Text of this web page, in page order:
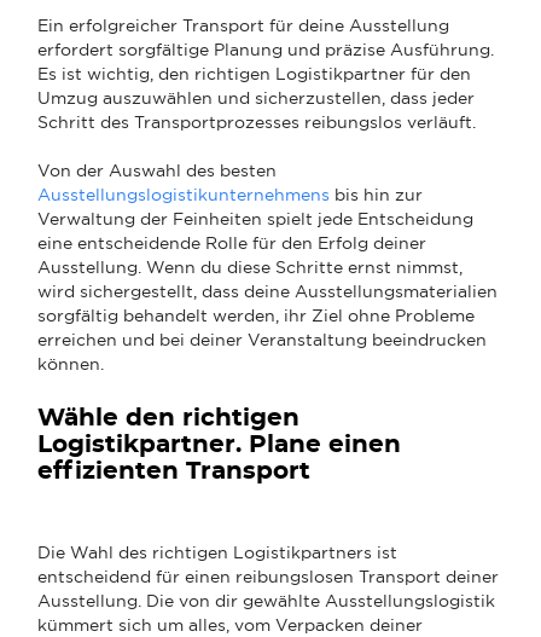
Ein erfolgreicher Transport für deine Ausstellung
erfordert sorgfältige Planung und präzise Ausführung.
Es ist wichtig, den richtigen Logistikpartner für den
Umzug auszuwählen und sicherzustellen, dass jeder
Schritt des Transportprozesses reibungslos verläuft.
Von der Auswahl des besten
Ausstellungslogistikunternehmens bis hin zur
Verwaltung der Feinheiten spielt jede Entscheidung
eine entscheidende Rolle für den Erfolg deiner
Ausstellung. Wenn du diese Schritte ernst nimmst,
wird sichergestellt, dass deine Ausstellungsmaterialien
sorgfältig behandelt werden, ihr Ziel ohne Probleme
erreichen und bei deiner Veranstaltung beeindrucken
können.
Wähle den richtigen
Logistikpartner. Plane einen
effizienten Transport
Die Wahl des richtigen Logistikpartners ist
entscheidend für einen reibungslosen Transport deiner
Ausstellung. Die von dir gewählte Ausstellungslogistik
kümmert sich um alles, vom Verpacken deiner